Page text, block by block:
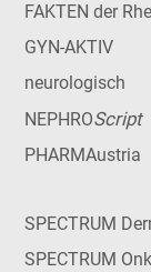
FAKTEN der
GYN-AKTIV
neurologisch
NEPHROScript
PHARMAustria
SPECTRUM
SPECTRUM